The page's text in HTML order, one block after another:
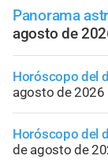
Panorama
agosto de
Horóscopo del
agosto de 2026
Horóscopo del
de agosto de